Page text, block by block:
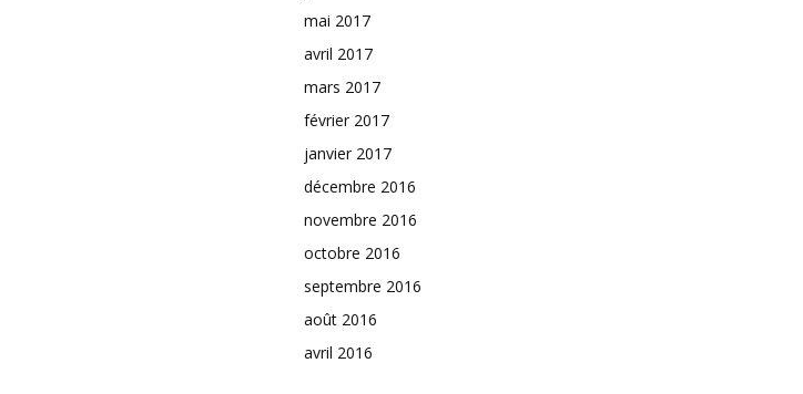
mai 2017
avril 2017
mars 2017
février 2017
janvier 2017
décembre 2016
novembre 2016
octobre 2016
septembre 2016
août 2016
avril 2016